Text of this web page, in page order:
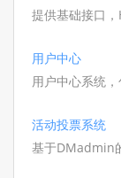
提供基础接口
用户中心
用户中心系统
活动投票系统
基于DMadmin